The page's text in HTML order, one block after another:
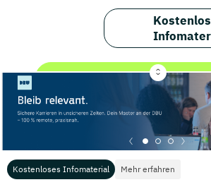
Kostenloses Infomaterial Mehr erfahren
Alle Ergebnisse
Fernstudium (Auszug)